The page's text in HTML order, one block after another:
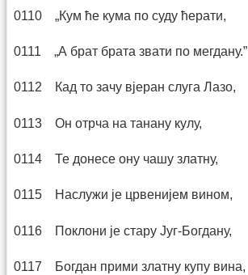
0110 „Кум ће кума по суду ћерати,
0111 „А брат брата звати по мегдану.”
0112 Кад то зачу вјеран слуга Лазо,
0113 Он отрча на танану кулу,
0114 Те донесе ону чашу златну,
0115 Наслужи је црвенијем вином,
0116 Поклони је стару Југ-Богдану,
0117 Богдан прими златну купу вина,